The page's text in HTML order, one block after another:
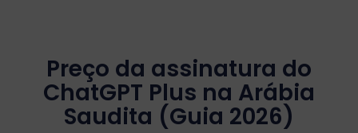
Preço da assinatura do
ChatGPT Plus na Arábia
Saudita (Guia 2026)